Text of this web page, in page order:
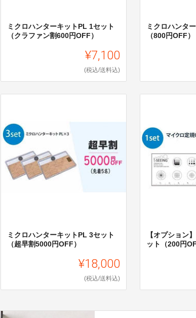
ミクロハンターキットPL 1セット
（クラファン割600円OFF）
¥7,100
(税込/送料込)
ミクロハンタ
（800円OFF）
ミクロハンターキットPL 3セット
（超早割5000円OFF）
¥18,000
(税込/送料込)
【オプション
ット（200円